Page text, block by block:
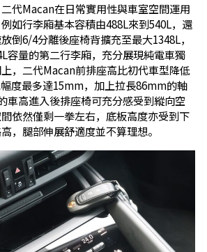
代Macan在日常實用性與車室空間運用
如行李廂基本容積由488L來到540L，還
倒6/4分離後座椅背擴充至最大1348L，
容量的第二行李廂，充分展現純電車獨
，二代Macan前排座高比初代車型降低
度最多達15mm，加上拉長86mm的軸
車高進入後排座椅可充分感受到縱向空
依然僅剩一拳左右，底板高度亦受到下
，腿部伸展舒適度並不算理想。